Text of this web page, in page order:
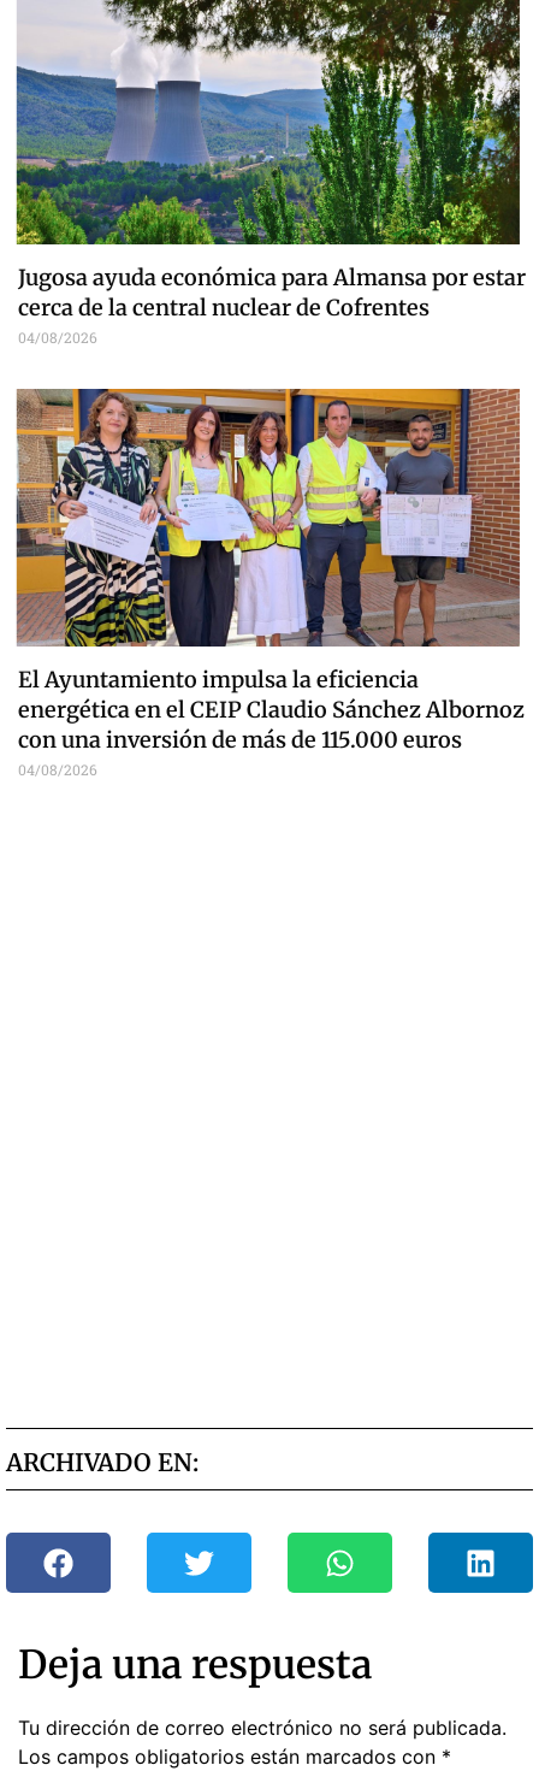
Jugosa ayuda económica para Almansa por estar
cerca de la central nuclear de Cofrentes
04/08/2026
El Ayuntamiento impulsa la eficiencia
energética en el CEIP Claudio Sánchez Albornoz
con una inversión de más de 115.000 euros
04/08/2026
ARCHIVADO EN:
Deja una respuesta
Tu dirección de correo electrónico no será publicada.
Los campos obligatorios están marcados con *